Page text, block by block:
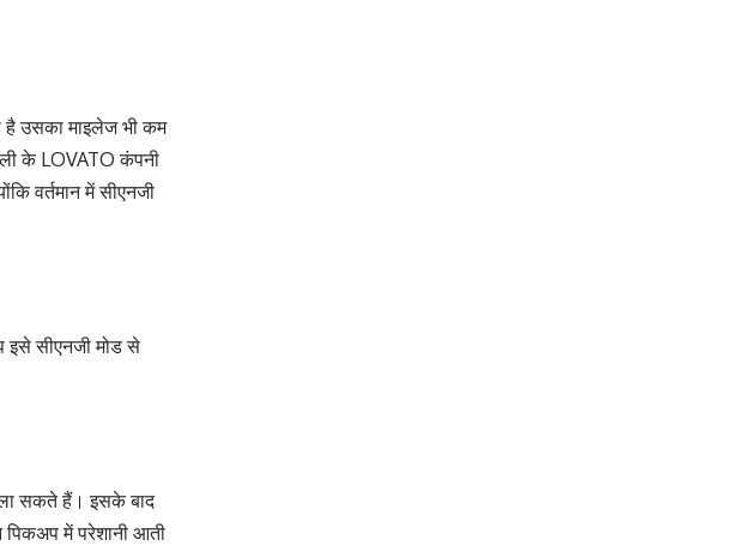
उसका माइलेज भी कम
के LOVATO कंपनी
वर्तमान में सीएनजी
इसे सीएनजी मोड से
सकते हैं। इसके बाद
में परेशानी आती